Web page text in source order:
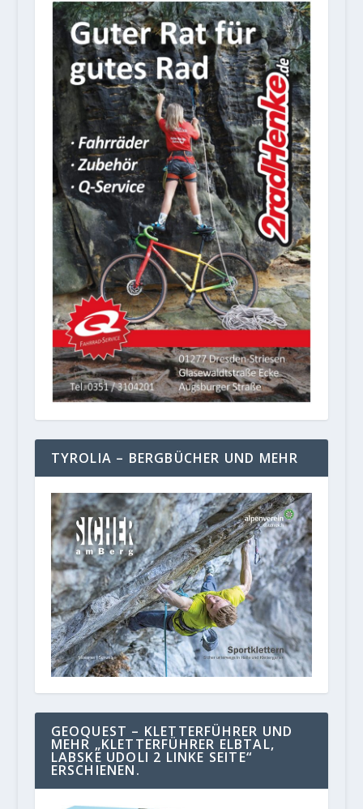
TYROLIA – BERGBÜCHER UND MEHR
GEOQUEST – KLETTERFÜHRER UND
MEHR „KLETTERFÜHRER ELBTAL,
LABSKE UDOLI 2 LINKE SEITE“
ERSCHIENEN.